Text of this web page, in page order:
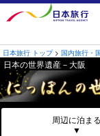
日本旅行 トップ>国内旅行・
日本の世界遺産－大阪
周辺に泊まる
▼